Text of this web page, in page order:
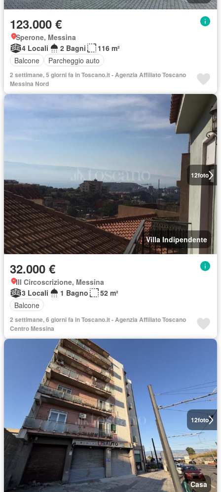
123.000 €
Sperone, Messina
4 Locali
2 Bagni
116 m²
Balcone
Parcheggio auto
2 settimane, 5 giorni fa in Toscano.it - Agenzia Affiliato Toscano
Messina Nord
12foto
Villa Indipendente
32.000 €
III Circoscrizione, Messina
3 Locali
1 Bagno
52 m²
Balcone
2 settimane, 6 giorni fa in Toscano.it - Agenzia Affiliato Toscano
Centro Messina
12foto
Casa